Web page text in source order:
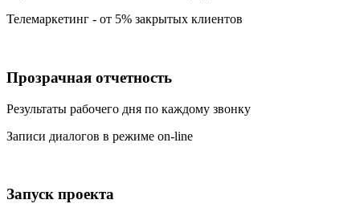
Телемаркетинг - от 5% закрытых клиентов
Прозрачная отчетность
Результаты рабочего дня по каждому звонку
Записи диалогов в режиме on-line
Запуск проекта